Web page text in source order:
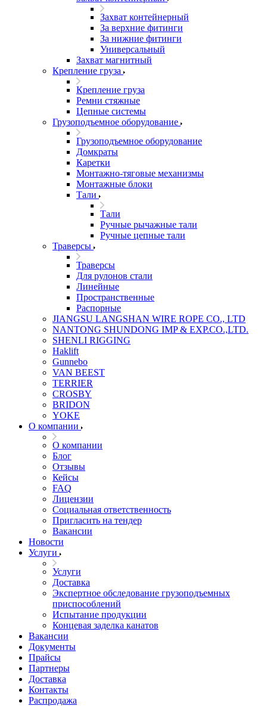
Захват контейнерный
За верхние фитинги
За нижние фитинги
Универсальный
Захват магнитный
Крепление груза
Крепление груза
Ремни стяжные
Цепные системы
Грузоподъемное оборудование
Грузоподъемное оборудование
Домкраты
Каретки
Монтажно-тяговые механизмы
Монтажные блоки
Тали
Тали
Ручные рычажные тали
Ручные цепные тали
Траверсы
Траверсы
Для рулонов стали
Линейные
Пространственные
Распорные
JIANGSU LANGSHAN WIRE ROPE CO., LTD
NANTONG SHUNDONG IMP & EXP.CO.,LTD.
SHENLI RIGGING
Haklift
Gunnebo
VAN BEEST
TERRIER
CROSBY
BRIDON
YOKE
О компании
О компании
Блог
Отзывы
Кейсы
FAQ
Лицензии
Социальная ответственность
Пригласить на тендер
Вакансии
Новости
Услуги
Услуги
Доставка
Экспертное обследование грузоподъемных
приспособлений
Испытание продукции
Концевая заделка канатов
Вакансии
Документы
Прайсы
Партнеры
Доставка
Контакты
Распродажа